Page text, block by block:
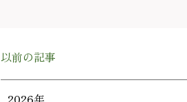
以前の記事